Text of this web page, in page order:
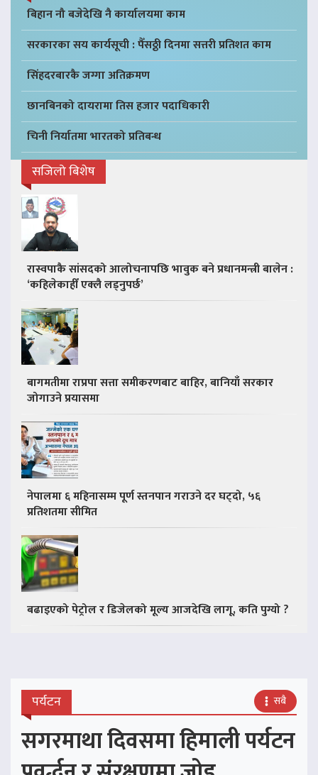
बिहान नौ बजेदेखि नै कार्यालयमा काम
सरकारका सय कार्यसूची : पैँसठ्ठी दिनमा सत्तरी प्रतिशत काम
सिंहदरबारकै जग्गा अतिक्रमण
छानबिनको दायरामा तिस हजार पदाधिकारी
चिनी निर्यातमा भारतको प्रतिबन्ध
सजिलो बिशेष
रास्वपाकै सांसदको आलोचनापछि भावुक बने प्रधानमन्त्री बालेन :
‘कहिलेकाहीँ एक्लै लड्नुपर्छ’
बागमतीमा राप्रपा सत्ता समीकरणबाट बाहिर, बानियाँ सरकार
जोगाउने प्रयासमा
नेपालमा ६ महिनासम्म पूर्ण स्तनपान गराउने दर घट्दो, ५६
प्रतिशतमा सीमित
बढाइएको पेट्रोल र डिजेलको मूल्य आजदेखि लागू, कति पुग्यो ?
पर्यटन सबै
सगरमाथा दिवसमा हिमाली पर्यटन